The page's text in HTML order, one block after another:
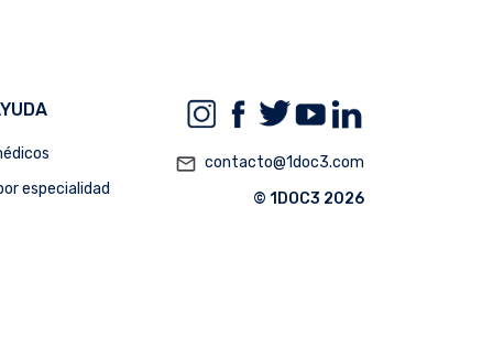
especialidad
mail_outline contacto@1doc3.com
© 1DOC3 2026